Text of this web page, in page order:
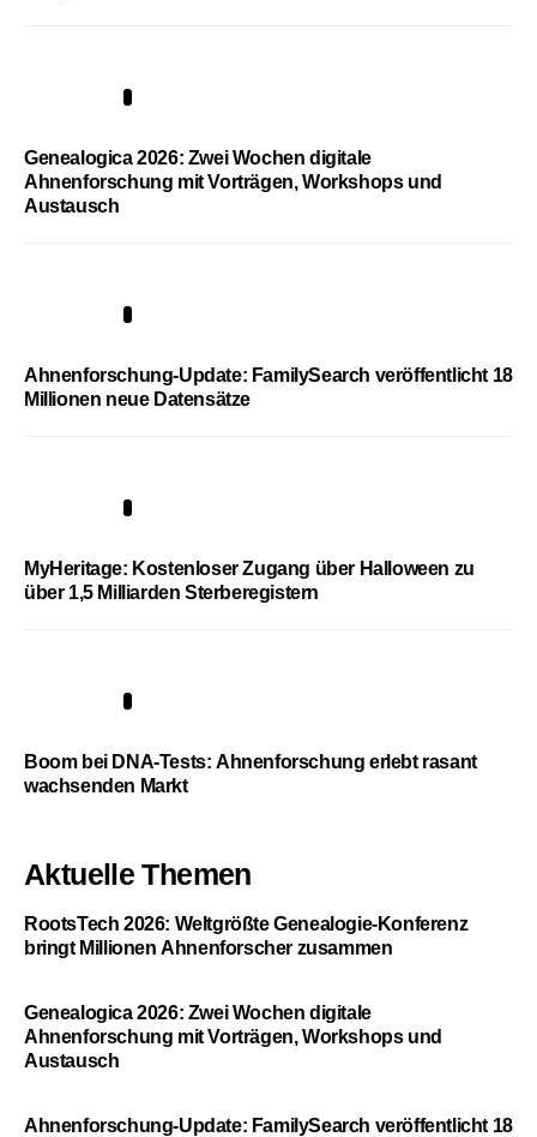
Genealogica 2026: Zwei Wochen digitale
Ahnenforschung mit Vorträgen, Workshops und
Austausch
Ahnenforschung-Update: FamilySearch veröffentlicht 18
Millionen neue Datensätze
MyHeritage: Kostenloser Zugang über Halloween zu
über 1,5 Milliarden Sterberegistern
Boom bei DNA-Tests: Ahnenforschung erlebt rasant
wachsenden Markt
Aktuelle Themen
RootsTech 2026: Weltgrößte Genealogie-Konferenz
bringt Millionen Ahnenforscher zusammen
Genealogica 2026: Zwei Wochen digitale
Ahnenforschung mit Vorträgen, Workshops und
Austausch
Ahnenforschung-Update: FamilySearch veröffentlicht 18